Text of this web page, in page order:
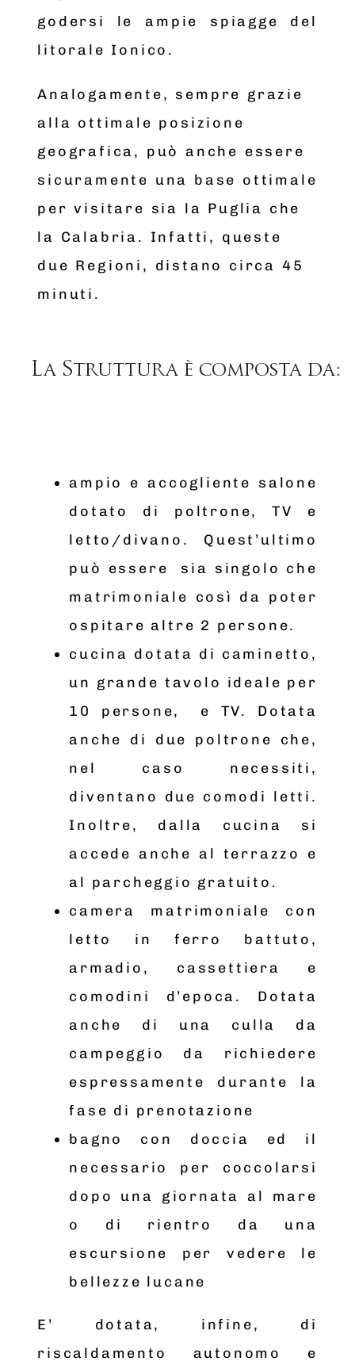
godersi le ampie spiagge del
litorale Ionico.
Analogamente, sempre grazie
alla ottimale posizione
geografica, può anche essere
sicuramente una base ottimale
per visitare sia la Puglia che
la Calabria. Infatti, queste
due Regioni, distano circa 45
minuti.
La Struttura è composta da:
ampio e accogliente salone
dotato di poltrone, TV e
letto/divano. Quest’ultimo
può essere sia singolo che
matrimoniale così da poter
ospitare altre 2 persone.
cucina dotata di caminetto,
un grande tavolo ideale per
10 persone, e TV. Dotata
anche di due poltrone che,
nel caso necessiti,
diventano due comodi letti.
Inoltre, dalla cucina si
accede anche al terrazzo e
al parcheggio gratuito.
camera matrimoniale con
letto in ferro battuto,
armadio, cassettiera e
comodini d’epoca. Dotata
anche di una culla da
campeggio da richiedere
espressamente durante la
fase di prenotazione
bagno con doccia ed il
necessario per coccolarsi
dopo una giornata al mare
o di rientro da una
escursione per vedere le
bellezze lucane
E’ dotata, infine, di
riscaldamento autonomo e